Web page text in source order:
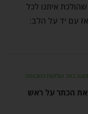
איתנו לכל
עם יד על הלב:
באב ושלושת השבועות
את הכתר על ראש